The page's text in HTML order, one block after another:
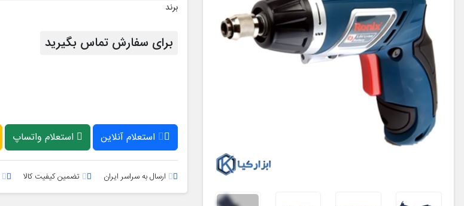
برند
برای سفارش تماس بگیرید
استعلام آنلاین استعلام واتساپ
ارسال به سراسر ایران تضمین کیفیت کالا